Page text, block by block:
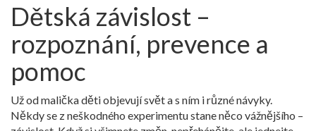
Dětská závislost –
rozpoznání, prevence a
pomoc
Už od malička děti objevují svět a s ním i různé návyky.
Někdy se z neškodného experimentu stane něco vážnějšího –